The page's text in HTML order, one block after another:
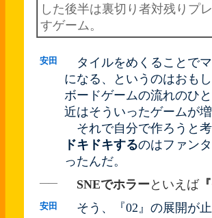
した後半は裏切り者対残りプ
すゲーム。
安田
タイルをめくることで
になる、というのはおも
ボードゲームの流れのひ
近はそういったゲームが
それで自分で作ろうと
ドキドキするのはファン
ったんだ。
―― SNEでホラーといえば『
安田
そう、『02』の展開が